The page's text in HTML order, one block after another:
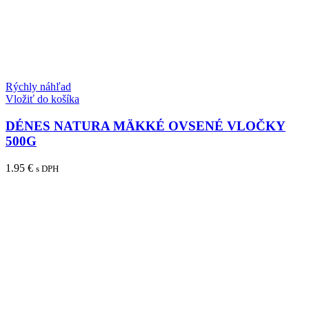
Rýchly náhľad
Vložiť do košíka
DÉNES NATURA MÄKKÉ OVSENÉ VLOČKY
500G
1.95 € s DPH